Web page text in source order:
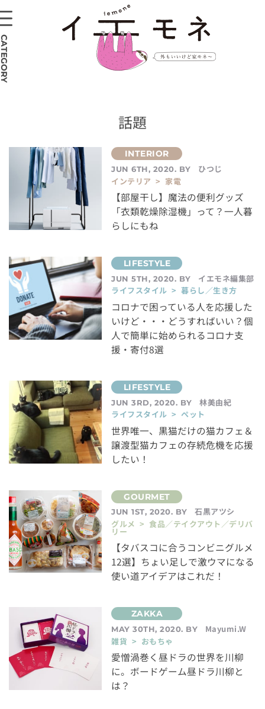
話題
JUN 6TH, 2020. BY
ひつじ
インテリア > 家電
【部屋干し】魔法の便利グッズ
「衣類乾燥除湿機」って？一人暮
らしにもね
JUN 5TH, 2020. BY
イエモネ編集部
ライフスタイル > 暮らし／生き方
コロナで困っている人を応援した
いけど・・・どうすればいい？個
人で簡単に始められるコロナ支
援・寄付8選
JUN 3RD, 2020. BY
林美由紀
ライフスタイル > ペット
世界唯一、黒猫だけの猫カフェ＆
譲渡型猫カフェの存続危機を応援
したい！
JUN 1ST, 2020. BY
石黒アツシ
グルメ > 食品／テイクアウト／デリバ
リー
【タバスコに合うコンビニグルメ
12選】ちょい足しで激ウマになる
使い道アイデアはこれだ！
MAY 30TH, 2020. BY
Mayumi.W
雑貨 > おもちゃ
愛憎渦巻く昼ドラの世界を川柳
に。ボードゲーム昼ドラ川柳と
は？